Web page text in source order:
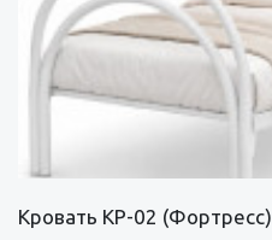
Кровать КР-02 (Фортресс)